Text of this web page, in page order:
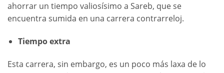
ahorrar un tiempo valiosísimo a Sareb, que se
encuentra sumida en una carrera contrarreloj.
Tiempo extra
Esta carrera, sin embargo, es un poco más laxa de lo